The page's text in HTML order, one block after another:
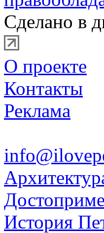
Сделано в
О проекте
Контакты
Реклама
История